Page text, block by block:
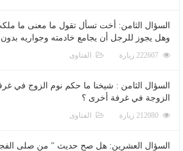
السؤال الثامن: أخت تسأل تقول ما معنى ما
وهل يجوز للرجل أن يجامع خادمته وجواريه
الفتاوى
السؤال الثامن : شيخنا ما حكم نوم الزوج في
الزوجة في غرفة أخرى ؟
الفتاوى
السؤال العشرين: هل صح حديث " من صلى